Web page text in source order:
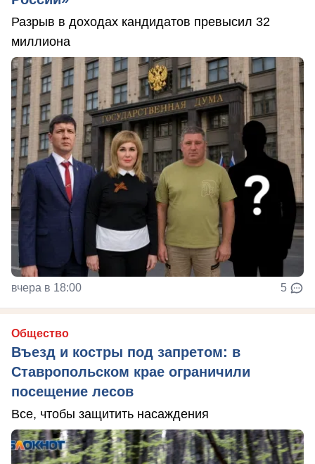
Разрыв в доходах кандидатов превысил 32
миллиона
вчера в 18:00 5
Общество
Въезд и костры под запретом: в
Ставропольском крае ограничили
посещение лесов
Все, чтобы защитить насаждения